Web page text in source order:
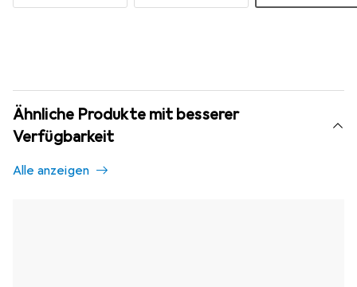
Ähnliche Produkte mit besserer
Verfügbarkeit
Alle anzeigen